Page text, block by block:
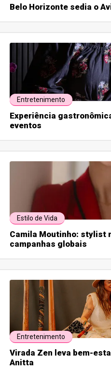
Belo Horizonte sedia o
Entretenimento
Experiência
eventos
Estilo de Vida
Camila Moutinho: stylist
campanhas globais
Entretenimento
Virada Zen leva bem-
Anitta